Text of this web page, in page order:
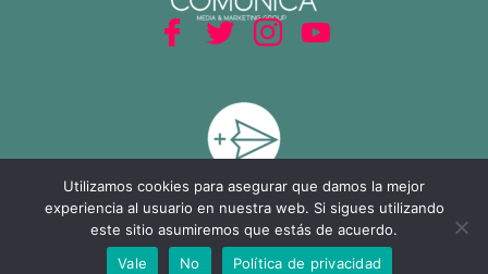
Utilizamos cookies para asegurar que damos la mejor
experiencia al usuario en nuestra web. Si sigues utilizando
este sitio asumiremos que estás de acuerdo.
Vale
No Política de privacidad